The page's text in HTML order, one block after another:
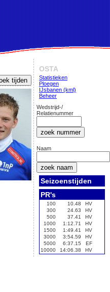
OSTA
Statistieken
Ploegen
IJsbanen (kml)
Beheer
Wedstrijd-/
Relatienummer
Naam
Seizoenstijden
PR's
100 10.48
HV
300
24.63
HV
500
37.41
HV
1000
1:12.71
HV
1500
1:49.41
HV
3000
3:54.59
HV
5000
6:37.15
EF
10000
14:06.38 HV